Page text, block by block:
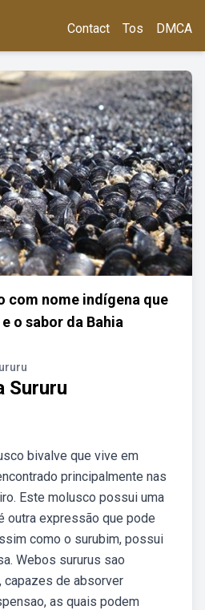
Contact Tos DMCA
com nome indígena que
o sabor da Bahia
Sururu
bivalve que vive em
principalmente nas
Este molusco possui uma
outra expressão que pode
como o surubim, possui
Webos sururus sao
de absorver
as quais podem